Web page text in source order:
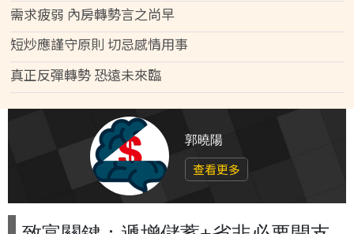
需求疲弱 內房轉勢言之尚早
短炒應謹守原則 切忌感情用事
真正反彈轉勢 恐遠未來臨
郭曉陽
查看更多